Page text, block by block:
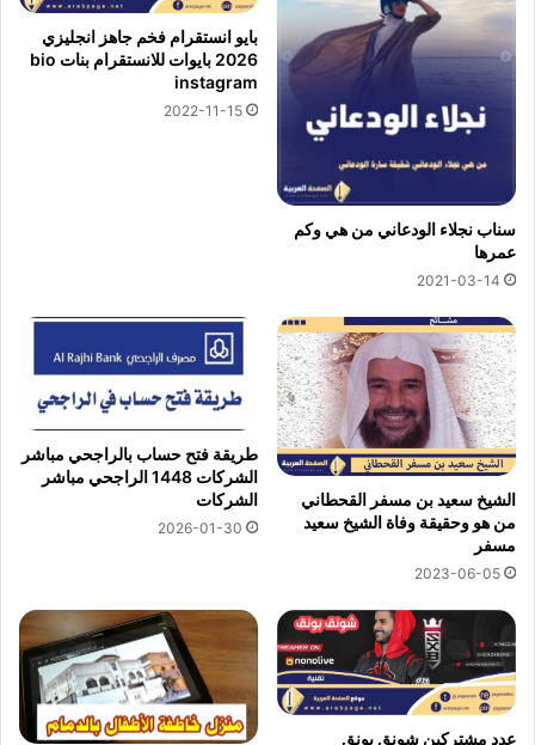
سناب نجلاء الودعاني من هي وكم
عمرها
2021-03-14
بايو انستقرام فخم جاهز انجليزي
2026 بايوات للانستقرام بنات bio
instagram
2022-11-15
الشيخ سعيد بن مسفر القحطاني
من هو وحقيقة وفاة الشيخ سعيد
مسفر
2023-06-05
طريقة فتح حساب بالراجحي مباشر
الشركات 1448 الراجحي مباشر
الشركات
2026-01-30
عدد مشتركين شونق بونق